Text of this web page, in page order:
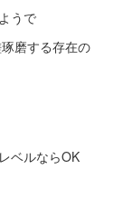
うで
磨する存在の
ベルならOK